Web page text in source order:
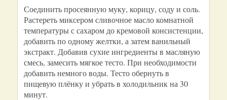
Соединить просеянную муку, корицу, соду и соль.
Растереть миксером сливочное масло комнатной
температуры с сахаром до кремовой консистенции,
добавить по одному желтки, а затем ванильный
экстракт. Добавив сухие ингредиенты в масляную
смесь, замесить мягкое тесто. При необходимости
добавить немного воды. Тесто обернуть в
пищевую плёнку и убрать в холодильник на 30
минут.